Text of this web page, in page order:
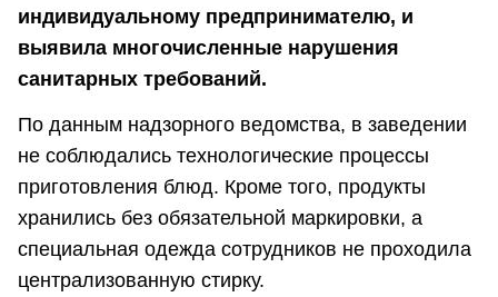
индивидуальному предпринимателю, и
выявила многочисленные нарушения
санитарных требований.
По данным надзорного ведомства, в заведении
не соблюдались технологические процессы
приготовления блюд. Кроме того, продукты
хранились без обязательной маркировки, а
специальная одежда сотрудников не проходила
централизованную стирку.